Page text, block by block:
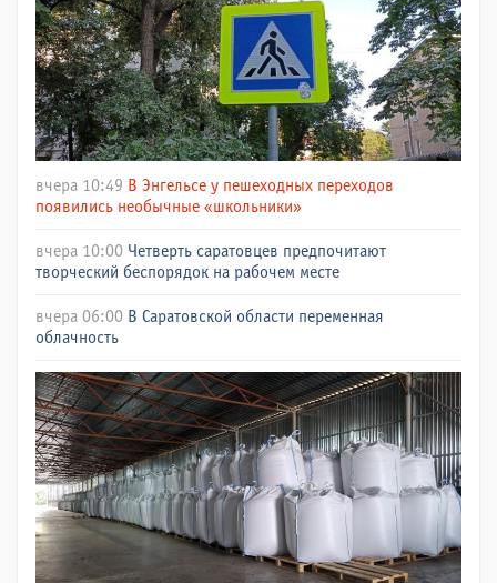
вчера 10:49 В Энгельсе у пешеходных переходов
появились необычные «школьники»
вчера 10:00 Четверть саратовцев предпочитают
творческий беспорядок на рабочем месте
вчера 06:00 В Саратовской области переменная
облачность